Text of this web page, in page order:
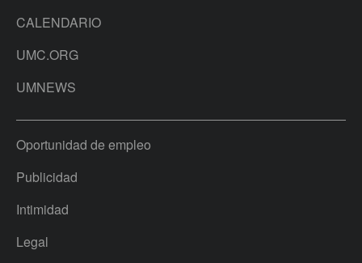
CALENDARIO
UMC.ORG
UMNEWS
Oportunidad de empleo
Publicidad
Intimidad
Legal